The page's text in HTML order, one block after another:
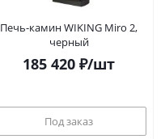
Печь-камин WIKING Miro 2,
черный
185 420 ₽/шт
Под заказ